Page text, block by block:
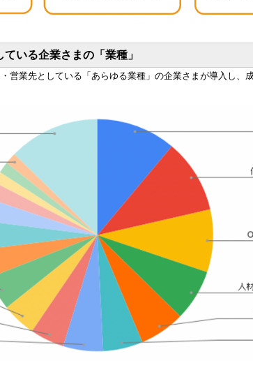
いる企業さまの「業種」
営業先としている「あらゆる業種」の企業さまが導入し、成